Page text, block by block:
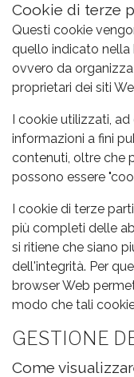
Cookie di terze
Questi cookie
quello indicato nella
ovvero da
proprietari dei siti
I cookie utilizzati,
informazioni a fini
contenuti, oltre che
possono essere
I cookie di terze
più completi delle
si ritiene che siano
dell'integrità. Per
browser Web
modo che tali
GESTIONE
Come